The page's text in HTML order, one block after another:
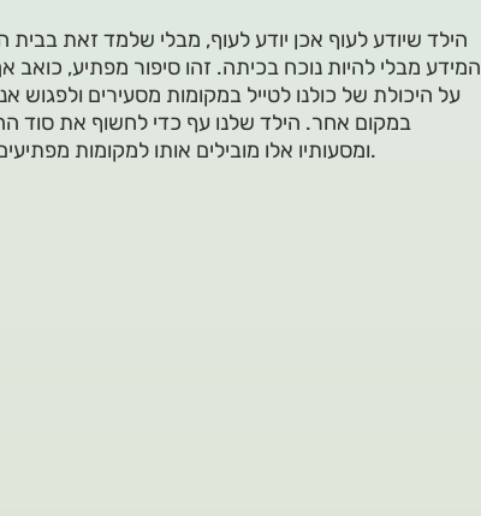
הילד שיודע לעוף אכן יודע לעוף, מבלי שלמד זאת
המידע מבלי להיות נוכח בכיתה. זהו סיפור מפתיע, כואב
על היכולת של כולנו לטייל במקומות מסעירים
במקום אחר. הילד שלנו עף כדי לחשוף את סוד
ומסעותיו אלו מובילים אותו למקומות מפתיעים ולמפגשים המעמידים אותו במבחן החיים.